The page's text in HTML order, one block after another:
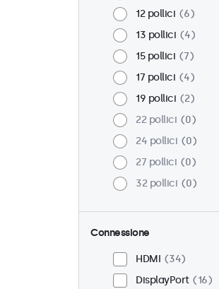
12 pollici
6
13 pollici
4
15 pollici
7
17 pollici
4
19 pollici
2
22 pollici
0
24 pollici
0
27 pollici
0
32 pollici
0
Connessione
HDMI
34
DisplayPort
16